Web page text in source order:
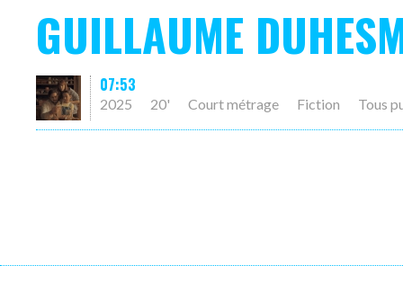
GUILLAUME
07:53
2025 20' Court métrage Fiction Tous